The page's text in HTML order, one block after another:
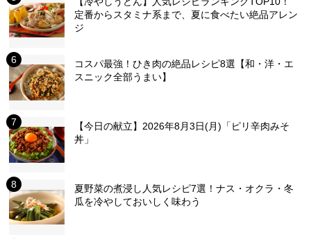
定番からスタミナ系まで、夏に食べたい絶品アレン
ジ
コスパ最強！ひき肉の絶品レシピ8選【和・洋・エ
スニック全部うまい】
【今日の献立】2026年8月3日(月)「ピリ辛肉みそ
丼」
夏野菜の煮浸し人気レシピ7選！ナス・オクラ・冬
瓜を冷やしておいしく味わう